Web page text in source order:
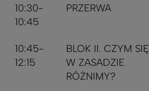
10:30-
10:45
PRZERWA
10:45-
12:15
BLOK II. CZYM SIĘ
W ZASADZIE
RÓŻNIMY?